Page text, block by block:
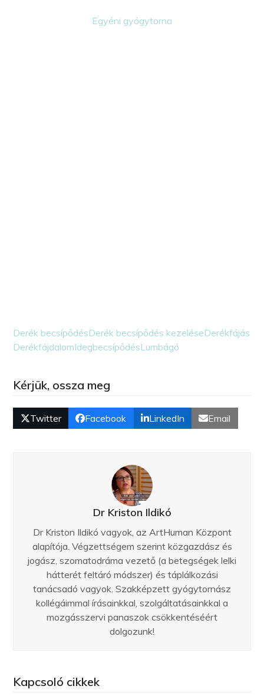
Egyéni gyógytorna
Derék becsípődésDerék becsípődés kezeléseDerékfájás
DerékfájdalomIdegbecsípődésLumbágó
Kérjük, ossza meg
Twitter Facebook LinkedIn Email
Dr Kriston Ildikó
Dr Kriston Ildikó vagyok, az ArtHuman Központ
alapítója. Végzettségem szerint közgazdász és
jogász, szomatodráma vezető (a betegségek lelki
hátterét feltáró módszer) és táplálkozási
tanácsadó vagyok. Szakképzett gyógytornász
kollégáimmal írásainkkal, szolgáltatásainkkal a
mozgásszervi panaszok csökkentéséért
dolgozunk!
Kapcsoló cikkek